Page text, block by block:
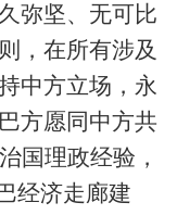
弥坚、无可比
，在所有涉及
中方立场，永
方愿同中方共
国理政经验，
经济走廊建